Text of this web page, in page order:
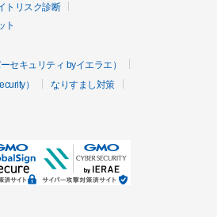
トリスク診断
ト
セキュリティ byイエラエ）
）
なりすまし対策